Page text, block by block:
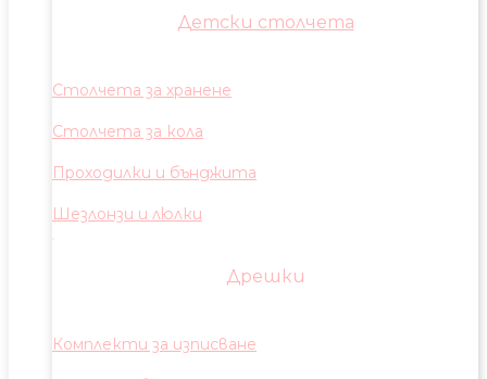
Детски столчета
Столчета за хранене
Столчета за кола
Проходилки и бънджита
Шезлонзи и люлки
Дрешки
Комплекти за изписване